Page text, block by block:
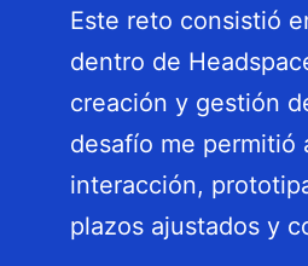
Este reto consistió
dentro de
creación y gestión
desafío me permitió
interacción,
plazos ajustados y